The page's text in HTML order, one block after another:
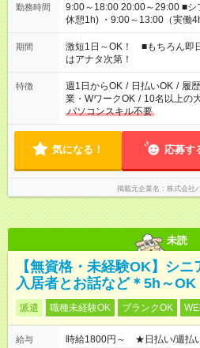
勤務時間
9:00～18:00 20:00～29:00 ■シフト例 ・8:00～17:00（実働8h/
休憩1h) ・9:00～13:00（実働
1h) ・13:00～17:00（実働4h)
1h) など 作業時間は4h～8hで現場により変動あり！ 早く終わ
っても日給保証！ シフトはお
期間
激短1日～OK！ ■もちろん即
はアナタ次第！
特徴 週1日からOK / 日払いOK / 履
業・WワークOK / 10名以上の
パソコンスキル不要
気になる！ 応募す
掲載元企業名 株式会社
未読
【無資格・未経験OK】シ
入居者とお話など＊5h～OK
派遣 職種未経験OK ブランクOK
給与
時給1800円～ ★日払い/週払